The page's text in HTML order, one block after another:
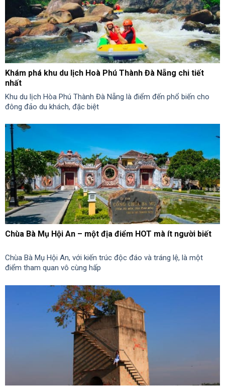
Khám phá khu du lịch Hoà Phú Thành Đà Nẵng chi tiết
nhất
Khu du lịch Hòa Phú Thành Đà Nẵng là điểm đến phổ biến cho
đông đảo du khách, đặc biệt
Chùa Bà Mụ Hội An – một địa điểm HOT mà ít người biết
Chùa Bà Mụ Hội An, với kiến trúc độc đáo và tráng lệ, là một
điểm tham quan vô cùng hấp